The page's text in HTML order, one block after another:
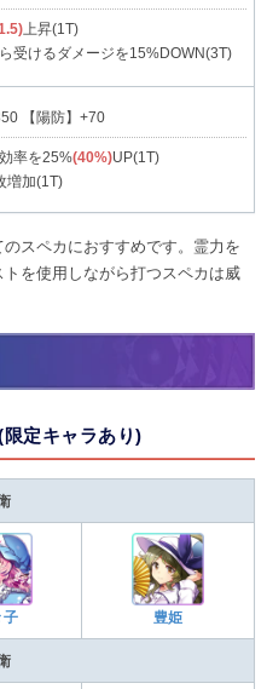
上昇(1T)
ら受けるダメージを15%DOWN(3T)
【陽防】+70
率を25%(40%)UP(1T)
増加(1T)
スペカにおすすめです。霊力を
を使用しながら打つスペカは威
定キャラあり)
子 豊姫